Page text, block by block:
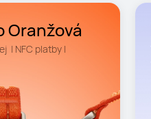
Oranžová
| NFC platby |